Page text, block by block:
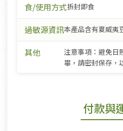
食/使用方式拆封即食
過敏源資訊本產品含有夏威夷
其他
注意事項：避免日
畢，請密封保存，
付款與